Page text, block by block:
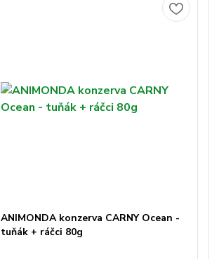
ANIMONDA konzerva CARNY Ocean -
tuňák + ráčci 80g